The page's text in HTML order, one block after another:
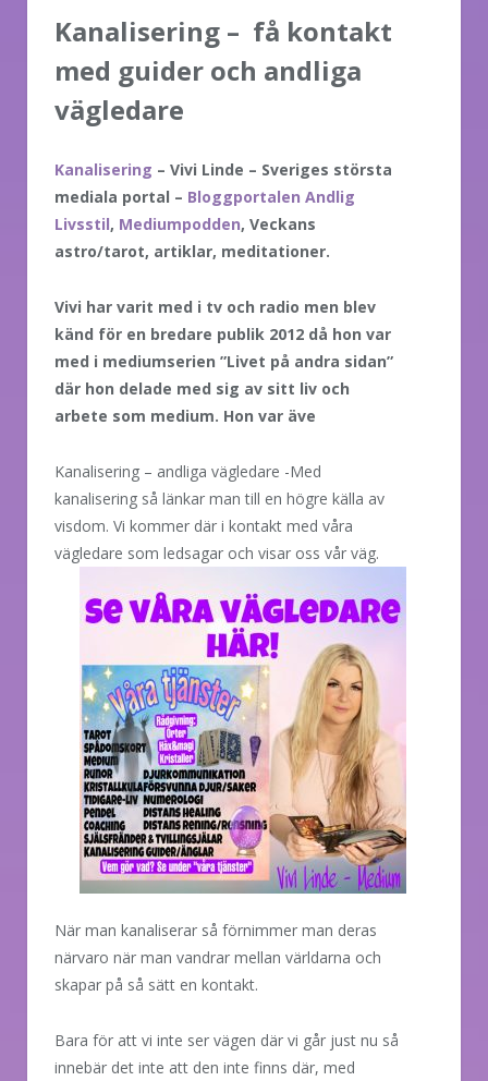
Kanalisering – få kontakt
med guider och andliga
vägledare
Kanalisering – Vivi Linde – Sveriges största
mediala portal – Bloggportalen Andlig
Livsstil, Mediumpodden, Veckans
astro/tarot, artiklar, meditationer.
Vivi har varit med i tv och radio men blev
känd för en bredare publik 2012 då hon var
med i mediumserien ”Livet på andra sidan”
där hon delade med sig av sitt liv och
arbete som medium. Hon var äve
Kanalisering – andliga vägledare -Med
kanalisering så länkar man till en högre källa av
visdom. Vi kommer där i kontakt med våra
vägledare som ledsagar och visar oss vår väg.
När man kanaliserar så förnimmer man deras
närvaro när man vandrar mellan världarna och
skapar på så sätt en kontakt.
Bara för att vi inte ser vägen där vi går just nu så
innebär det inte att den inte finns där, med